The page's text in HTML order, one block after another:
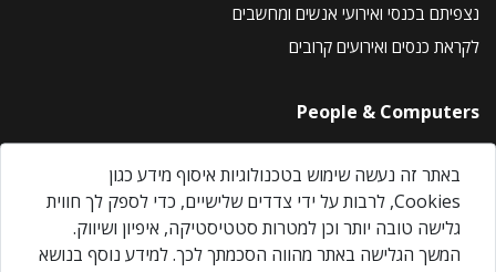
נצפיתם בכנסי ואירועי אנשים ומחשבים
לקראת כנסים ואירועים קרובים
People & Computers
About Us
Privacy Policy
Contact Us
Our Events
באתר זה נעשה שימוש בטכנולוגיות איסוף מידע כגון
Cookies, לרבות על ידי צדדים שלישיים, כדי לספק לך חווית
גלישה טובה יותר וכן למטרות סטטיסטיקה, איפיון ושיווק.
המשך הגלישה באתר מהווה הסכמתך לכך. למידע נוסף בנושא